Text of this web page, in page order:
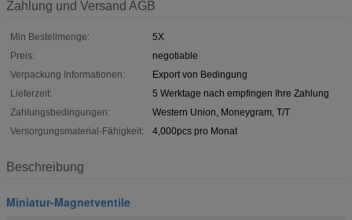
Zahlung und Versand AGB
Min Bestellmenge:
5X
Preis:
negotiable
Verpackung Informationen:
Export von Bedingung
Lieferzeit:
5 Werktage nach empfingen Ihre Zahlung
Zahlungsbedingungen:
Western Union, Moneygram, T/T
Versorgungsmaterial-Fähigkeit:
4,000pcs pro Monat
Beschreibung
Miniatur-Magnetventile